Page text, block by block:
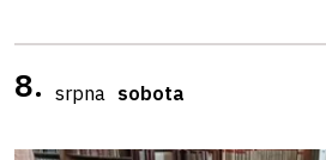
8. srpna sobota